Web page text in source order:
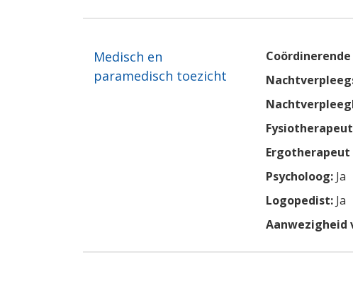
Medisch en
paramedisch toezicht
Psycholoog: Ja
Logopedist: Ja
Aanwezigheid